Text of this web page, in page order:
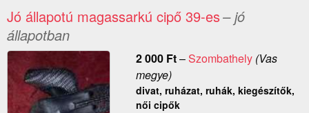
Jó állapotú magassarkú cipő 39-es– jó
állapotban
2 000 Ft–Szombathely(Vas
megye)
divat, ruházat, ruhák, kiegészítők,
női cipők